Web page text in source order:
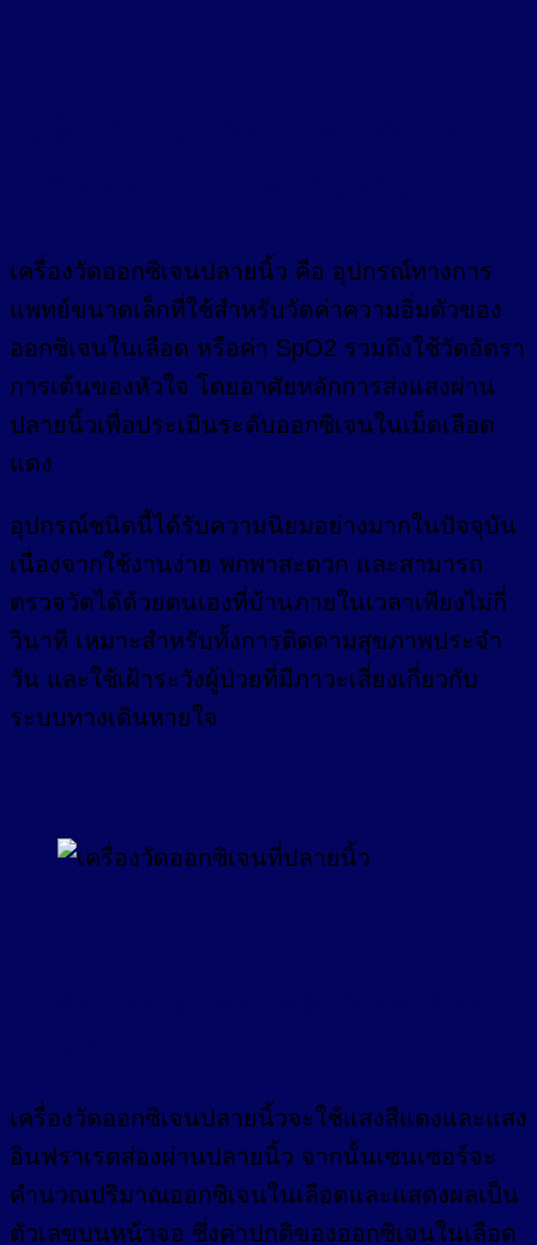
เครื่องวัดออกซิเจนปลายนิ้ว คือ อุปกรณ์ทางการ
แพทย์ขนาดเล็กที่ใช้สำหรับวัดค่าความอิ่มตัวของ
ออกซิเจนในเลือด หรือค่า SpO2 รวมถึงใช้วัดอัตรา
การเต้นของหัวใจ โดยอาศัยหลักการส่งแสงผ่าน
ปลายนิ้วเพื่อประเมินระดับออกซิเจนในเม็ดเลือด
แดง
อุปกรณ์ชนิดนี้ได้รับความนิยมอย่างมากในปัจจุบัน
เนื่องจากใช้งานง่าย พกพาสะดวก และสามารถ
ตรวจวัดได้ด้วยตนเองที่บ้านภายในเวลาเพียงไม่กี่
วินาที เหมาะสำหรับทั้งการติดตามสุขภาพประจำ
วัน และใช้เฝ้าระวังผู้ป่วยที่มีภาวะเสี่ยงเกี่ยวกับ
ระบบทางเดินหายใจ
เครื่องวัดออกซิเจนปลายนิ้วจะใช้แสงสีแดงและแสง
อินฟราเรดส่องผ่านปลายนิ้ว จากนั้นเซนเซอร์จะ
คำนวณปริมาณออกซิเจนในเลือดและแสดงผลเป็น
ตัวเลขบนหน้าจอ ซึ่งค่าปกติของออกซิเจนในเลือด